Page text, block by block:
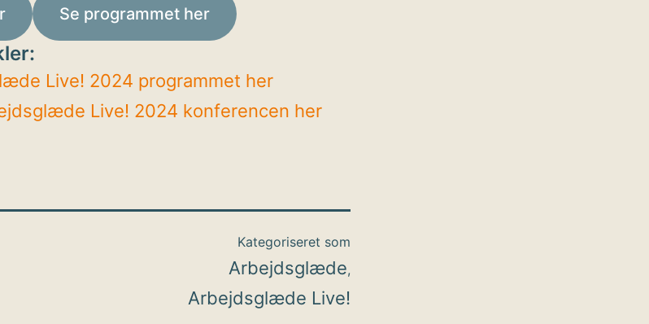
Se programmet her
Live! 2024 programmet her
Live! 2024 konferencen her
Kategoriseret som
Arbejdsglæde,
Arbejdsglæde Live!